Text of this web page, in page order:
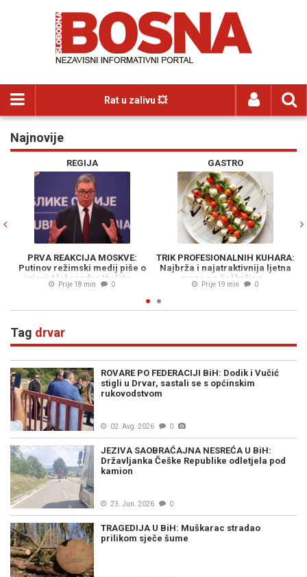
Rat u zalivu 💥
Najnovije
REGIJA
PRVA REAKCIJA MOSKVE:
Putinov režimski medij piše o
izjavi Aleksandra Vučića...
Prije 18 min 0
GASTRO
TRIK PROFESIONALNIH KUHARA:
Najbrža i najatraktivnija ljetna
meza na čačkalicu...
Prije 19 min 0
Tag drvar
ROVARE PO FEDERACIJI BiH: Dodik i Vučić
stigli u Drvar, sastali se s općinskim
rukovodstvom
02. Avg. 2026 0
JEZIVA SAOBRAĆAJNA NESREĆA U BiH:
Državljanka Češke Republike odletjela pod
kamion
23. Jun. 2026 0
TRAGEDIJA U BiH: Muškarac stradao
prilikom sječe šume